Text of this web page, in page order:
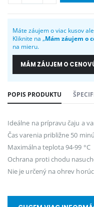
Máte záujem o viac kusov
Kliknite na „Mám záujem o
na mieru.
MÁM ZÁUJEM O
POPIS PRODUKTU
Ideálne na prípravu čaju a
Čas varenia približne 50
Maximálna teplota 94-99 °C
Ochrana proti chodu
Nie je určený na ohrev